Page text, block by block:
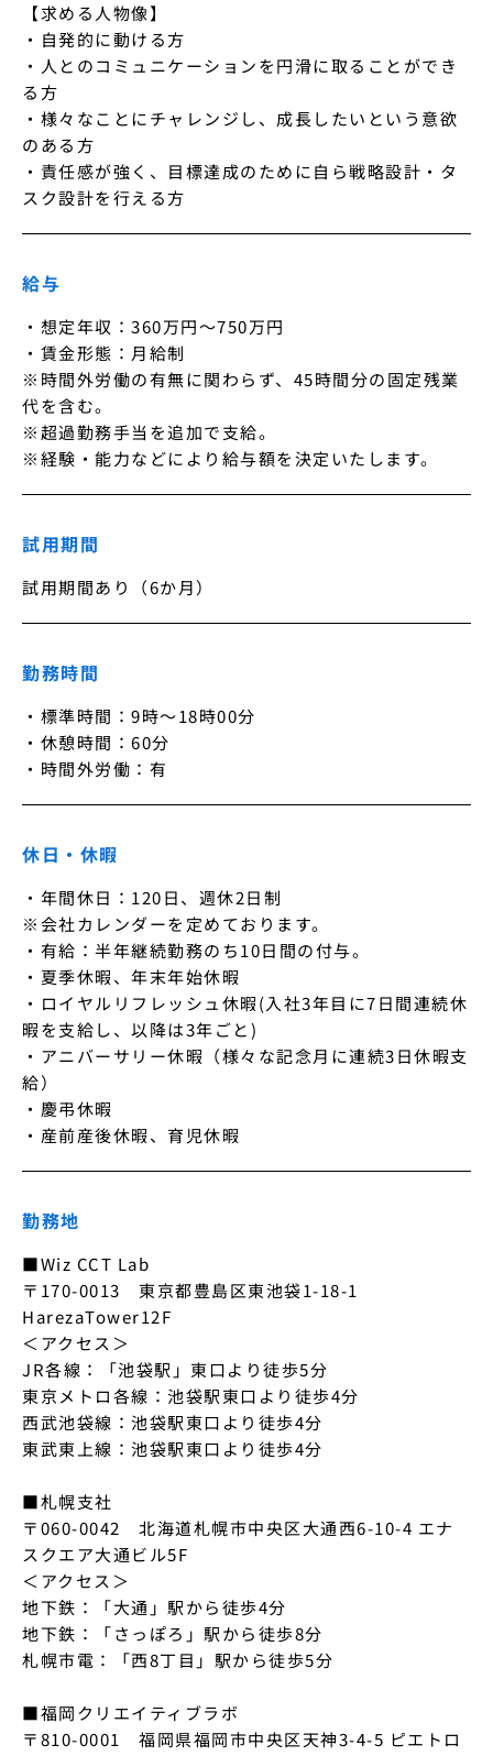
【求める人物像】
・自発的に動ける方
・人とのコミュニケーションを円滑に取ることができ
る方
・様々なことにチャレンジし、成長したいという意欲
のある方
・責任感が強く、目標達成のために自ら戦略設計・タ
スク設計を行える方
給与
・想定年収：360万円〜750万円
・賃金形態：月給制
※時間外労働の有無に関わらず、45時間分の固定残業
代を含む。
※超過勤務手当を追加で支給。
※経験・能力などにより給与額を決定いたします。
試用期間
試用期間あり（6か月）
勤務時間
・標準時間：9時～18時00分
・休憩時間：60分
・時間外労働：有
休日・休暇
・年間休日：120日、週休2日制
※会社カレンダーを定めております。
・有給：半年継続勤務のち10日間の付与。
・夏季休暇、年末年始休暇
・ロイヤルリフレッシュ休暇(入社3年目に7日間連続休
暇を支給し、以降は3年ごと)
・アニバーサリー休暇（様々な記念月に連続3日休暇支
給）
・慶弔休暇
・産前産後休暇、育児休暇
勤務地
■Wiz CCT Lab
〒170-0013　東京都豊島区東池袋1-18-1
HarezaTower12F
＜アクセス＞
JR各線：「池袋駅」東口より徒歩5分
東京メトロ各線：池袋駅東口より徒歩4分
西武池袋線：池袋駅東口より徒歩4分
東武東上線：池袋駅東口より徒歩4分
■札幌支社
〒060-0042　北海道札幌市中央区大通西6-10-4 エナ
スクエア大通ビル5F
＜アクセス＞
地下鉄：「大通」駅から徒歩4分
地下鉄：「さっぽろ」駅から徒歩8分
札幌市電：「西8丁目」駅から徒歩5分
■福岡クリエイティブラボ
〒810-0001　福岡県福岡市中央区天神3-4-5 ピエトロ